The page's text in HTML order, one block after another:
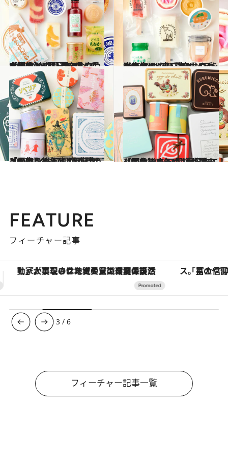
2022.7.20
【画像】47都道府県の手土産 つめたい夏のおやつ大集合！ “西日本エリアを総まとめ”
グルメ 2022.7.6
【画像】47都道府県の手土産 つめたい夏のおやつ大集合！ “東日本エリアを総まとめ”
グルメ
2022.3.19
【画像】 おいしいが詰まっている！ 47都道府県の「かわいい缶」 “西日本エリアを総まとめ”
グルメ 2022.3.10
【画像】 おいしいが詰まっている！ 47都道府県の「かわいい缶」 “東日本エリアを総まとめ”
グルメ
FEATURE
フィーチャー記事
「星のや富士」でデジタルデトックス。冨士信仰の歴史を辿り、心身を調える。 【銀座で出合う最旬美容】美髪ケアや上質
3 /6
フィーチャー記事一覧